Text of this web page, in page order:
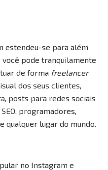
estendeu-se para além
você pode tranquilamente
de forma freelancer
dos seus clientes,
posts para redes sociais
programadores,
lugar do mundo.
no Instagram e